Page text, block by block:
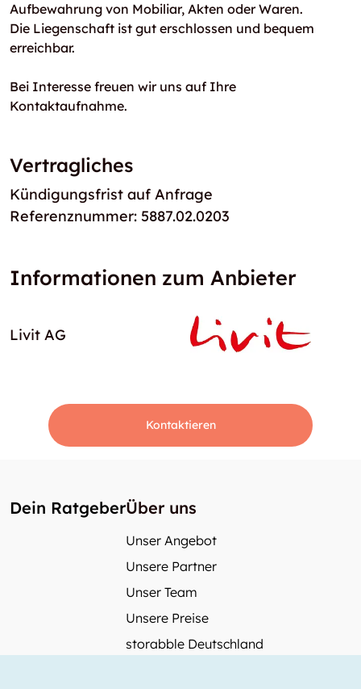
Aufbewahrung von Mobiliar, Akten oder Waren.
Die Liegenschaft ist gut erschlossen und bequem
erreichbar.
Bei Interesse freuen wir uns auf Ihre
Kontaktaufnahme.
Vertragliches
Kündigungsfrist auf Anfrage
Referenznummer: 5887.02.0203
Informationen zum Anbieter
Livit AG
Kontaktieren
Dein RatgeberÜber uns
Unser Angebot
Unsere Partner
Unser Team
Unsere Preise
storabble Deutschland